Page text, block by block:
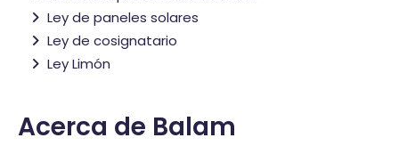
Ley de paneles solares
Ley de cosignatario
Ley Limón
Acerca de Balam